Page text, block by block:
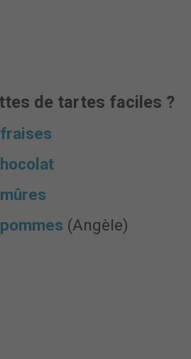
de tartes faciles ?
(Angèle)